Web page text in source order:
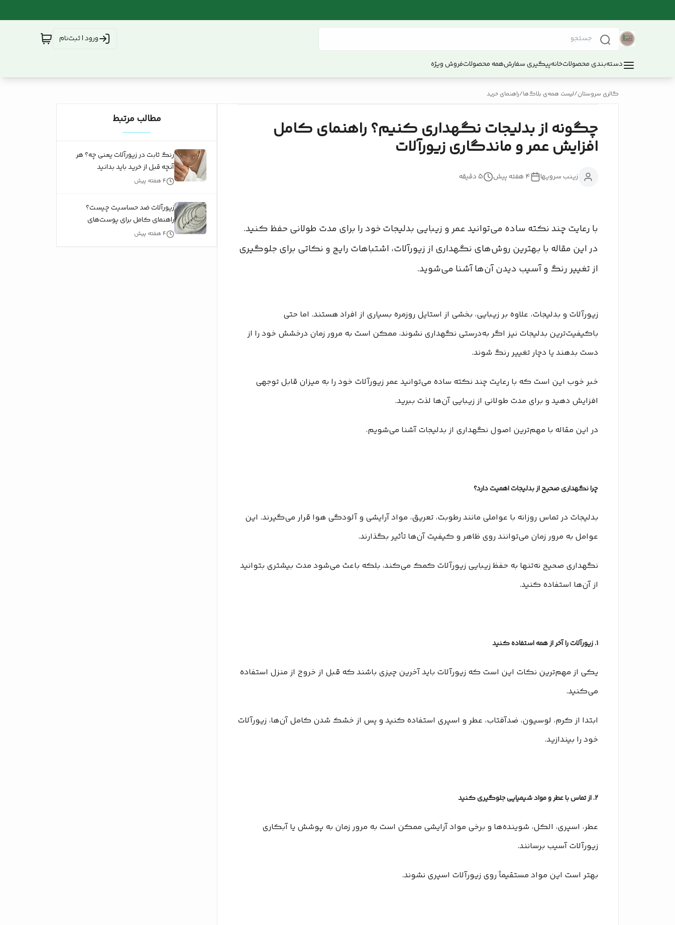
ورود | ثبت‌نام
دسته‌بندی محصولاتخانهپیگیری سفارشهمه محصولاتفروش ویژه
گالری سروستان/لیست همه‌ی بلاگ‌ها/راهنمای خرید
چگونه از بدلیجات نگهداری کنیم؟ راهنمای کامل
افزایش عمر و ماندگاری زیورآلات
زینب سرویها ۴ هفته پیش 5 دقیقه
با رعایت چند نکته ساده می‌توانید عمر و زیبایی بدلیجات خود را برای مدت طولانی حفظ کنید.
در این مقاله با بهترین روش‌های نگهداری از زیورآلات، اشتباهات رایج و نکاتی برای جلوگیری
از تغییر رنگ و آسیب دیدن آن‌ها آشنا می‌شوید.
زیورآلات و بدلیجات، علاوه بر زیبایی، بخشی از استایل روزمره بسیاری از افراد هستند. اما حتی
باکیفیت‌ترین بدلیجات نیز اگر به‌درستی نگهداری نشوند، ممکن است به مرور زمان درخشش خود را از
دست بدهند یا دچار تغییر رنگ شوند.
خبر خوب این است که با رعایت چند نکته ساده می‌توانید عمر زیورآلات خود را به میزان قابل توجهی
افزایش دهید و برای مدت طولانی از زیبایی آن‌ها لذت ببرید.
در این مقاله با مهم‌ترین اصول نگهداری از بدلیجات آشنا می‌شویم.
چرا نگهداری صحیح از بدلیجات اهمیت دارد؟
بدلیجات در تماس روزانه با عواملی مانند رطوبت، تعریق، مواد آرایشی و آلودگی هوا قرار می‌گیرند. این
عوامل به مرور زمان می‌توانند روی ظاهر و کیفیت آن‌ها تأثیر بگذارند.
نگهداری صحیح نه‌تنها به حفظ زیبایی زیورآلات کمک می‌کند، بلکه باعث می‌شود مدت بیشتری بتوانید
از آن‌ها استفاده کنید.
۱. زیورآلات را آخر از همه استفاده کنید
یکی از مهم‌ترین نکات این است که زیورآلات باید آخرین چیزی باشند که قبل از خروج از منزل استفاده
می‌کنید.
ابتدا از کرم، لوسیون، ضدآفتاب، عطر و اسپری استفاده کنید و پس از خشک شدن کامل آن‌ها، زیورآلات
خود را بیندازید.
۲. از تماس با عطر و مواد شیمیایی جلوگیری کنید
عطر، اسپری، الکل، شوینده‌ها و برخی مواد آرایشی ممکن است به مرور زمان به پوشش یا آبکاری
زیورآلات آسیب برسانند.
بهتر است این مواد مستقیماً روی زیورآلات اسپری نشوند.
مطالب مرتبط
رنگ ثابت در زیورآلات یعنی چه؟ هر
آنچه قبل از خرید باید بدانید
۴ هفته پیش
زیورآلات ضد حساسیت چیست؟
راهنمای کامل برای پوست‌های
حساس
۴ هفته پیش